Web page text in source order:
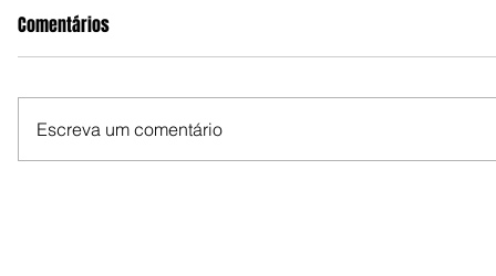
Comentários
Escreva um comentário